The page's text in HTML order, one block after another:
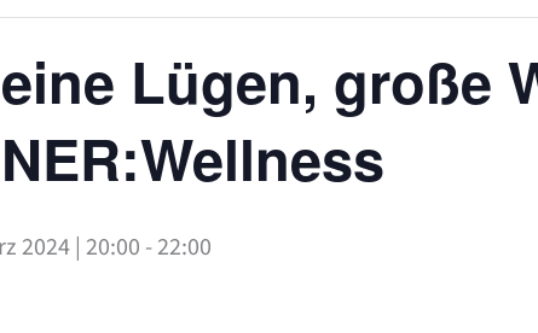
Lügen, große
2024 | 20:00 -22:00